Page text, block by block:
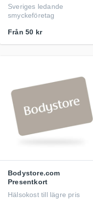
Sveriges ledande
smyckeföretag
Från 50 kr
Bodystore.com
Presentkort
Hälsokost till lägre pris